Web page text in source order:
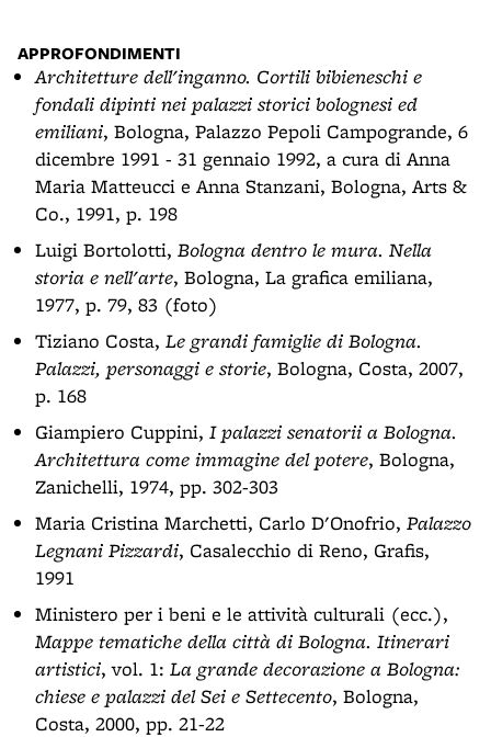
APPROFONDIMENTI
Architetture dell'inganno. Cortili bibieneschi e
fondali dipinti nei palazzi storici bolognesi ed
emiliani, Bologna, Palazzo Pepoli Campogrande, 6
dicembre 1991 - 31 gennaio 1992, a cura di Anna
Maria Matteucci e Anna Stanzani, Bologna, Arts &
Co., 1991, p. 198
Luigi Bortolotti, Bologna dentro le mura. Nella
storia e nell'arte, Bologna, La grafica emiliana,
1977, p. 79, 83 (foto)
Tiziano Costa, Le grandi famiglie di Bologna.
Palazzi, personaggi e storie, Bologna, Costa, 2007,
p. 168
Giampiero Cuppini, I palazzi senatorii a Bologna.
Architettura come immagine del potere, Bologna,
Zanichelli, 1974, pp. 302-303
Maria Cristina Marchetti, Carlo D'Onofrio, Palazzo
Legnani Pizzardi, Casalecchio di Reno, Grafis,
1991
Ministero per i beni e le attività culturali (ecc.),
Mappe tematiche della città di Bologna. Itinerari
artistici, vol. 1: La grande decorazione a Bologna:
chiese e palazzi del Sei e Settecento, Bologna,
Costa, 2000, pp. 21-22